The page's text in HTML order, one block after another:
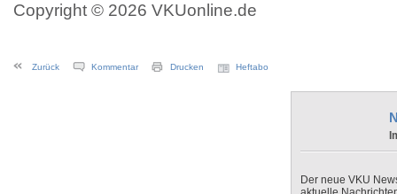
Copyright © 2026 VKUonline.de
Zurück Kommentar Drucken Heftabo
Der neue VKU